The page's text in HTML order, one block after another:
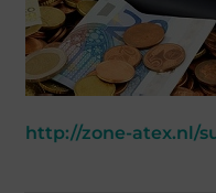
http://zone-atex.nl/